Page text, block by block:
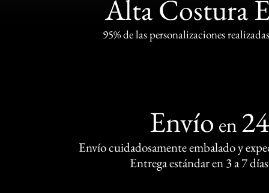
Alta Costura
95% de las personalizaciones
Envío en
Envío cuidadosamente embalado y
Entrega estándar en 3 a 7